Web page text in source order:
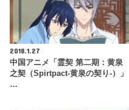
2018.1.27
中国アニメ「霊契 第二期：黄泉
之契（Spirtpact-黄泉の契り-）」
…